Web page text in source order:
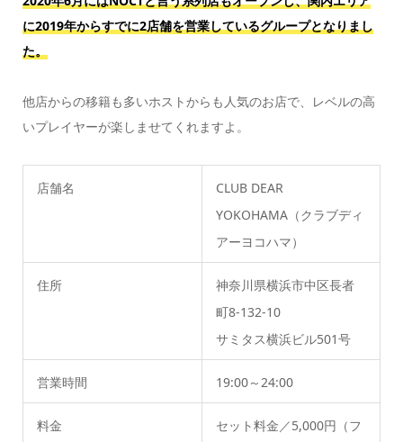
に2019年からすでに2店舗を営業しているグループとなりまし
た。
他店からの移籍も多いホストからも人気のお店で、レベルの高
いプレイヤーが楽しませてくれますよ。
店舗名
CLUB DEAR
YOKOHAMA（クラブディ
アーヨコハマ）
住所
神奈川県横浜市中区長者
町8-132-10
サミタス横浜ビル501号
営業時間 19:00～24:00
料金
セット料金／5,000円（フ